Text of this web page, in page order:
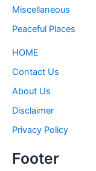
Miscellaneous
Peaceful Places
HOME
Contact Us
About Us
Disclaimer
Privacy Policy
Footer